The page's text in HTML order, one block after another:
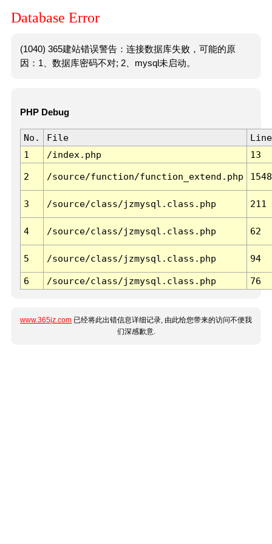
Database Error
(1040) 365建站错误警告：连接数据库失败，可能的原
因：1、数据库密码不对; 2、mysql未启动。
PHP Debug
No. File
Line
1
/index.php 13
2 /source/function/function_extend.php 1548
3 /source/class/jzmysql.class.php 211
4 /source/class/jzmysql.class.php 62
5 /source/class/jzmysql.class.php 94
6 /source/class/jzmysql.class.php 76
www.365jz.com 已经将此出错信息详细记录, 由此给您带来的访问不便我
们深感歉意.